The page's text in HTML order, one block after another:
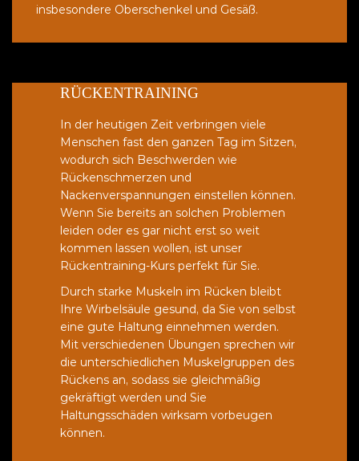
insbesondere Oberschenkel und Gesäß.
RÜCKENTRAINING
In der heutigen Zeit verbringen viele
Menschen fast den ganzen Tag im Sitzen,
wodurch sich Beschwerden wie
Rückenschmerzen und
Nackenverspannungen einstellen können.
Wenn Sie bereits an solchen Problemen
leiden oder es gar nicht erst so weit
kommen lassen wollen, ist unser
Rückentraining-Kurs perfekt für Sie.
Durch starke Muskeln im Rücken bleibt
Ihre Wirbelsäule gesund, da Sie von selbst
eine gute Haltung einnehmen werden.
Mit verschiedenen Übungen sprechen wir
die unterschiedlichen Muskelgruppen des
Rückens an, sodass sie gleichmäßig
gekräftigt werden und Sie
Haltungsschäden wirksam vorbeugen
können.